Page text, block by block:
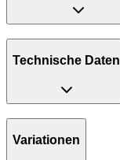
Technische Daten
Variationen